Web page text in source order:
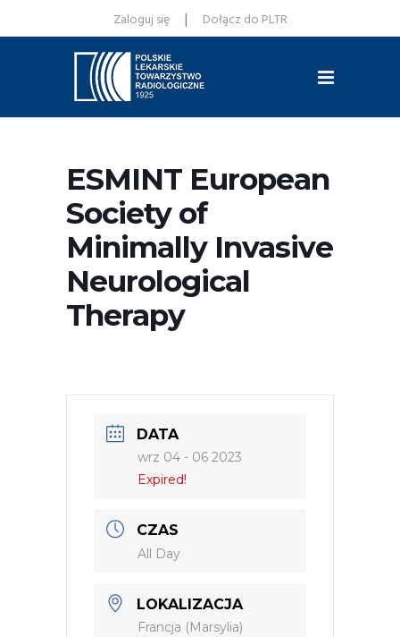
Zaloguj się | Dołącz do PLTR
ESMINT European
Society of
Minimally Invasive
Neurological
Therapy
DATA
wrz 04 - 06 2023
Expired!
CZAS
All Day
LOKALIZACJA
Francja (Marsylia)